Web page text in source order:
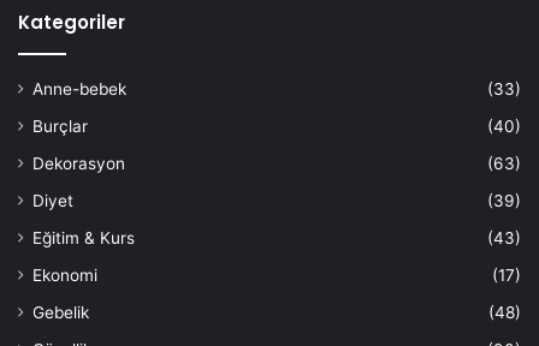
Kategoriler
Anne-bebek
(33)
Burçlar
(40)
Dekorasyon
(63)
Diyet
(39)
Eğitim & Kurs
(43)
Ekonomi
(17)
Gebelik
(48)